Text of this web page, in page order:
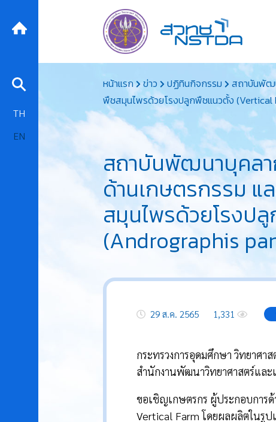
to
content
หน้าแรก ข่าว ปฏิทินกิจกรรม
สถาบันพัฒ
พืชสมุนไพรด้วยโรงปลูกพืชแนวตั้ง (Vertical
สถาบันพัฒนาบุคลา
ด้านเกษตรกรรม แ
สมุนไพรด้วยโรงป
(Andrographis
29 ส.ค. 2565 1,331
กระทรวงการอุดมศึกษา วิทยาศ
สำนักงานพัฒนาวิทยาศาสตร์แล
ขอเชิญเกษตรกร ผู้ประกอบกา
Vertical Farm โดยผลผลิตในรูป
TH
EN